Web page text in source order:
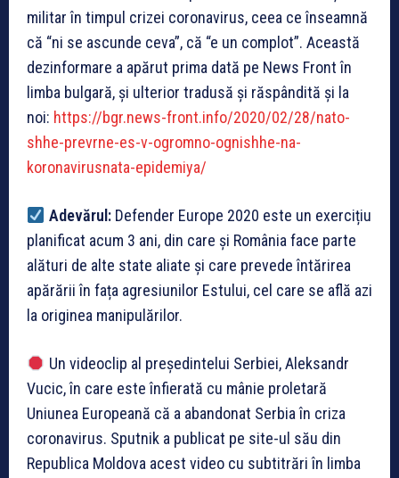
militar în timpul crizei coronavirus, ceea ce înseamnă
că “ni se ascunde ceva”, că “e un complot”. Această
dezinformare a apărut prima dată pe News Front în
limba bulgară, și ulterior tradusă și răspândită și la
noi: https://bgr.news-front.info/2020/02/28/nato-
shhe-prevrne-es-v-ogromno-ognishhe-na-
koronavirusnata-epidemiya/
Adevărul:Defender Europe 2020 este un exercițiu
planificat acum 3 ani, din care și România face parte
alături de alte state aliate și care prevede întărirea
apărării în fața agresiunilor Estului, cel care se află azi
la originea manipulărilor.
Un videoclip al președintelui Serbiei, Aleksandr
Vucic, în care este înfierată cu mânie proletară
Uniunea Europeană că a abandonat Serbia în criza
coronavirus. Sputnik a publicat pe site-ul său din
Republica Moldova acest video cu subtitrări în limba